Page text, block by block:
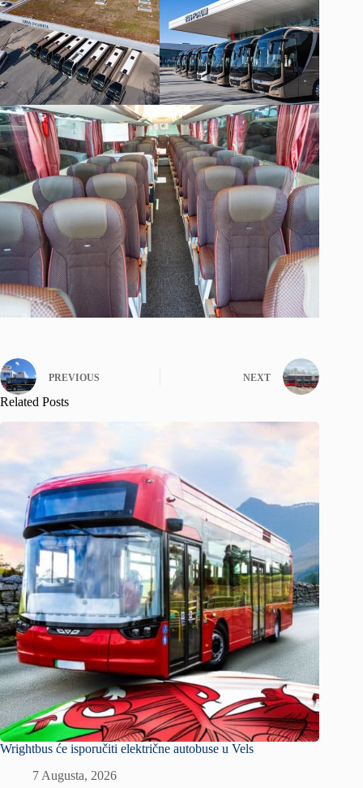
PREVIOUS NEXT
Related Posts
Wrightbus će isporučiti električne autobuse u Vels
7 Augusta, 2026